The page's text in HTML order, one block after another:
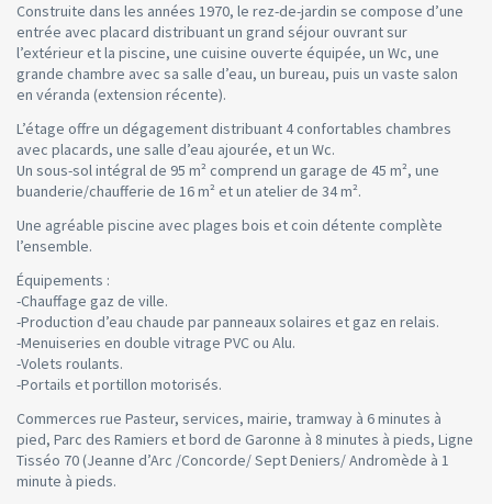
Construite dans les années 1970, le rez-de-jardin se compose d’une
entrée avec placard distribuant un grand séjour ouvrant sur
l’extérieur et la piscine, une cuisine ouverte équipée, un Wc, une
grande chambre avec sa salle d’eau, un bureau, puis un vaste salon
en véranda (extension récente).
L’étage offre un dégagement distribuant 4 confortables chambres
avec placards, une salle d’eau ajourée, et un Wc.
Un sous-sol intégral de 95 m² comprend un garage de 45 m², une
buanderie/chaufferie de 16 m² et un atelier de 34 m².
Une agréable piscine avec plages bois et coin détente complète
l’ensemble.
Équipements :
-Chauffage gaz de ville.
-Production d’eau chaude par panneaux solaires et gaz en relais.
-Menuiseries en double vitrage PVC ou Alu.
-Volets roulants.
-Portails et portillon motorisés.
Commerces rue Pasteur, services, mairie, tramway à 6 minutes à
pied, Parc des Ramiers et bord de Garonne à 8 minutes à pieds, Ligne
Tisséo 70 (Jeanne d’Arc /Concorde/ Sept Deniers/ Andromède à 1
minute à pieds.